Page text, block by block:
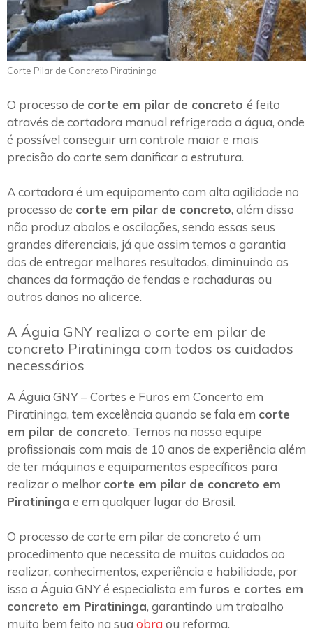
Corte Pilar de Concreto Piratininga
O processo de corte em pilar de concreto é feito
através de cortadora manual refrigerada a água, onde
é possível conseguir um controle maior e mais
precisão do corte sem danificar a estrutura.
A cortadora é um equipamento com alta agilidade no
processo de corte em pilar de concreto, além disso
não produz abalos e oscilações, sendo essas seus
grandes diferenciais, já que assim temos a garantia
dos de entregar melhores resultados, diminuindo as
chances da formação de fendas e rachaduras ou
outros danos no alicerce.
A Águia GNY realiza o corte em pilar de
concreto Piratininga com todos os cuidados
necessários
A Águia GNY – Cortes e Furos em Concerto em
Piratininga, tem excelência quando se fala em corte
em pilar de concreto. Temos na nossa equipe
profissionais com mais de 10 anos de experiência além
de ter máquinas e equipamentos específicos para
realizar o melhor corte em pilar de concreto em
Piratininga e em qualquer lugar do Brasil.
O processo de corte em pilar de concreto é um
procedimento que necessita de muitos cuidados ao
realizar, conhecimentos, experiência e habilidade, por
isso a Águia GNY é especialista em furos e cortes em
concreto em Piratininga, garantindo um trabalho
muito bem feito na sua obra ou reforma.